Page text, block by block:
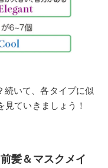
続いて、各タイプに似
ていきましょう！
髪＆マスクメイ